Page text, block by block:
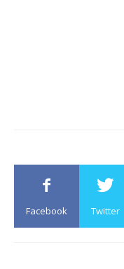
Facebook Twitter